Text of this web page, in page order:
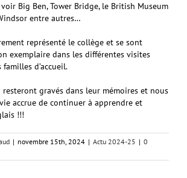
Big Ben, Tower Bridge, le British Museum
entre autres…
représenté le collège et se sont
exemplaire dans les différentes visites
d’accueil.
resteront gravés dans leur mémoires et nous
accrue de continuer à apprendre et
!!!
| novembre 15th, 2024 | Actu 2024-25 | 0